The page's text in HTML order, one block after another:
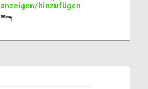
anzeigen/hinzufügen